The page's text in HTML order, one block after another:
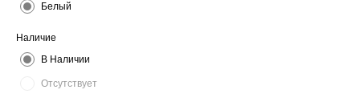
Белый
Наличие
В Наличии
Отсутствует